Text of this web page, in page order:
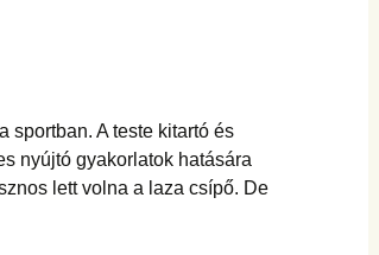
sportban. A teste kitartó és
nyújtó gyakorlatok hatására
lett volna a laza csípő. De